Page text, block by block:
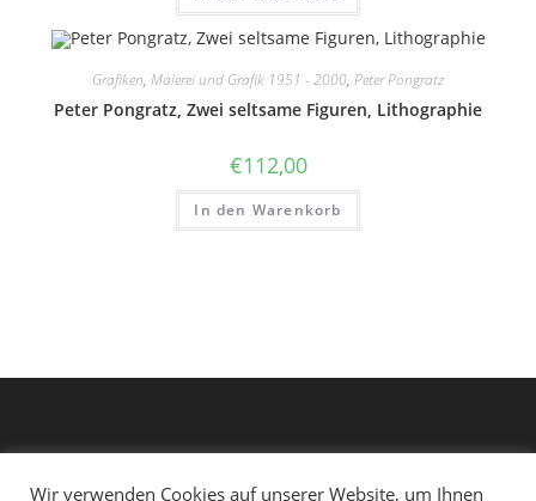
Grafiken, Malerei und Grafik 1951 - 2000, Peter Pongratz
Peter Pongratz, Zwei seltsame Figuren, Lithographie
€112,00
In den Warenkorb
Wir verwenden Cookies auf unserer Website, um Ihnen